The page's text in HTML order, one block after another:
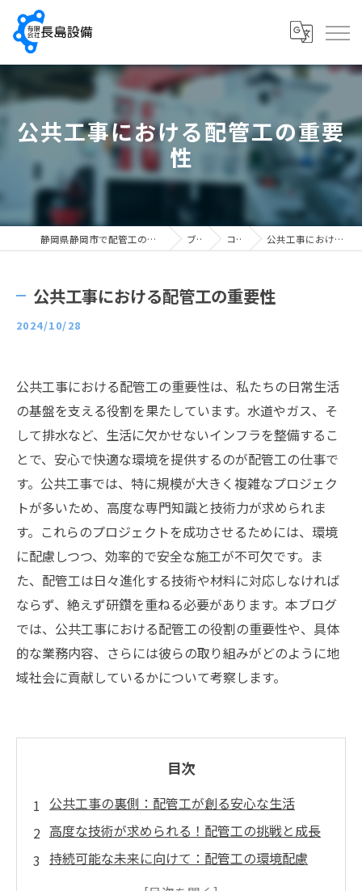
公共工事における配管工の重要
性
静岡県静岡市で配管工の求人なら有限会社長島設備 ブログ コラム 公共工事における配管工の重要性
公共工事における配管工の重要性
2024/10/28
公共工事における配管工の重要性は、私たちの日常生活
の基盤を支える役割を果たしています。水道やガス、そ
して排水など、生活に欠かせないインフラを整備するこ
とで、安心で快適な環境を提供するのが配管工の仕事で
す。公共工事では、特に規模が大きく複雑なプロジェク
トが多いため、高度な専門知識と技術力が求められま
す。これらのプロジェクトを成功させるためには、環境
に配慮しつつ、効率的で安全な施工が不可欠です。ま
た、配管工は日々進化する技術や材料に対応しなければ
ならず、絶えず研鑽を重ねる必要があります。本ブログ
では、公共工事における配管工の役割の重要性や、具体
的な業務内容、さらには彼らの取り組みがどのように地
域社会に貢献しているかについて考察します。
目次
公共工事の裏側：配管工が創る安心な生活
高度な技術が求められる！配管工の挑戦と成長
持続可能な未来に向けて：配管工の環境配慮
地域社会を支える！配管工の貢献と役割